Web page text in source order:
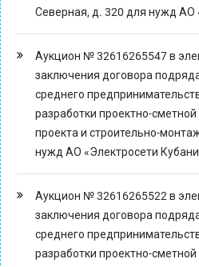
Северная, д. 320 для нужд АО
Аукцион № 32616265547 в
заключения договора
среднего
разработки проектно-
проекта и строительно-
нужд АО «Электросети
Аукцион № 32616265522 в
заключения договора
среднего
разработки проектно-